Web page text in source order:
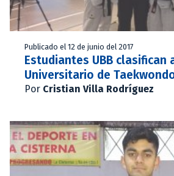
Publicado el 12 de junio del 2017
Estudiantes UBB clasifican
Universitario de
Por Cristian Villa Rodríguez